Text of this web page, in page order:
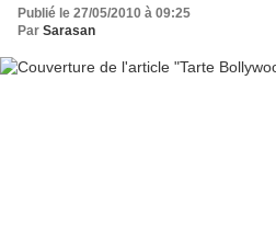
Publié le 27/05/2010 à 09:25
Par Sarasan